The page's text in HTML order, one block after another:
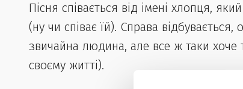
Пісня співається від імені хлопця,
(ну чи співає їй). Справа
звичайна людина, але все ж таки хоче
своєму житті).